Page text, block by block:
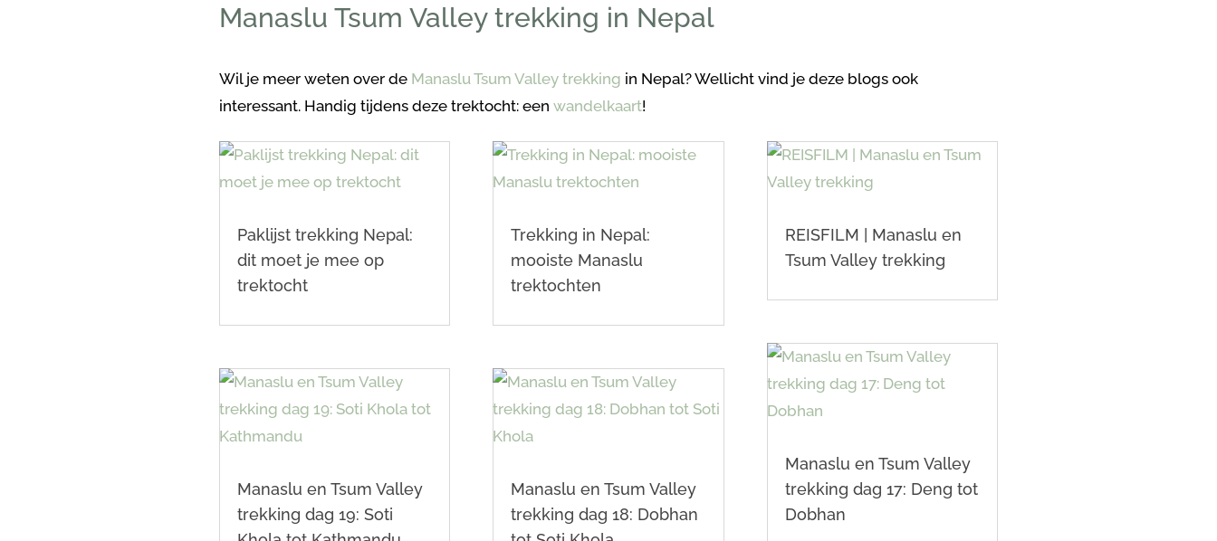
Manaslu Tsum Valley trekking in Nepal
Wil je meer weten over de Manaslu Tsum Valley trekking in Nepal? Wellicht vind je deze blogs ook
interessant. Handig tijdens deze trektocht: een wandelkaart!
Paklijst trekking Nepal:
dit moet je mee op
trektocht
Manaslu en Tsum Valley
trekking dag 19: Soti
Trekking in Nepal:
mooiste Manaslu
trektochten
Manaslu en Tsum Valley
trekking dag 18: Dobhan
REISFILM | Manaslu en
Tsum Valley trekking
Manaslu en Tsum Valley
trekking dag 17: Deng tot
Dobhan